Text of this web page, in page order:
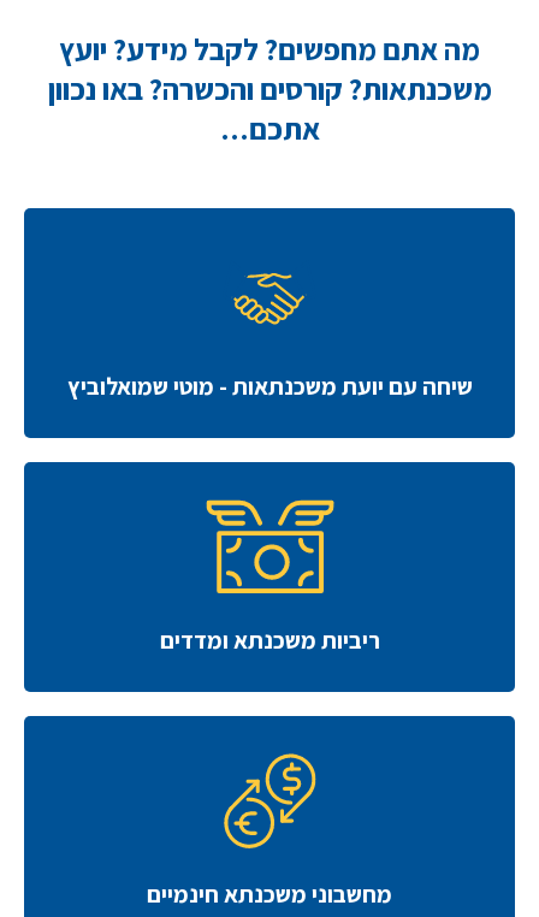
מה אתם מחפשים? לקבל מידע? יועץ
משכנתאות? קורסים והכשרה? באו נכוון
אתכם...
שיחה עם יועת משכנתאות - מוטי שמואלוביץ
ריביות משכנתא ומדדים
מחשבוני משכנתא חינמיים